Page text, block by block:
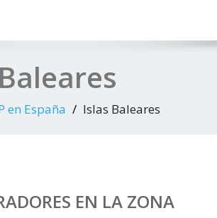
en España Islas Baleares
EN LA ZONA